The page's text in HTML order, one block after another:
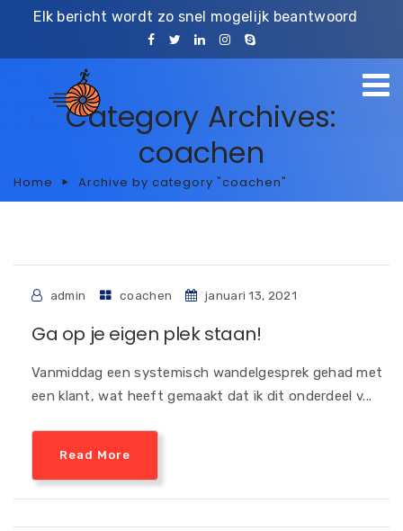
Elk bericht wordt zo snel mogelijk beantwoord
Category Archives:
coachen
Home Archive by category "coachen"
admin coachen januari 13, 2021
Ga op je eigen plek staan!
Vanmiddag een systemisch wandelgesprek gehad met
een klant, wat heeft gemaakt dat ik dit onderdeel v...
Read More